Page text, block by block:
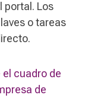
portal. Los
o tareas
cuadro de
de